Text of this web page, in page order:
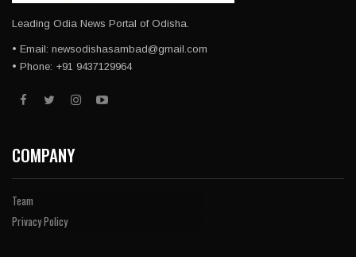
Leading Odia News Portal of Odisha.
• Email: newsodishasambad@gmail.com
• Phone: +91 9437129964
COMPANY
Team
Privacy Policy